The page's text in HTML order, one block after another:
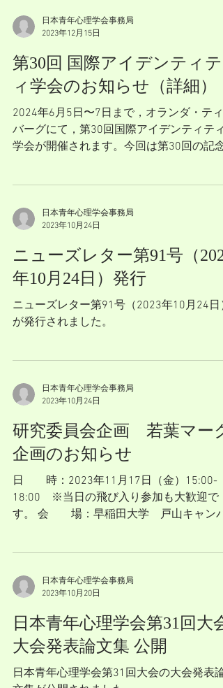
日本青年心理学会事務局
2023年12月15日
第30回 国際アイデンティテ
ィ学会のお知らせ（詳細）
2024年6月5日〜7日まで，オランダ・ティ
バーグにて，第30回国際アイデンティティ
学会が開催されます。今回は第30回の記念
対象の無料のワークショップも...
日本青年心理学会事務局
2023年10月24日
ニューズレター第91号（
年10月24日）発行
ニューズレター第91号（2023年10月24日
が発行されました。
日本青年心理学会事務局
2023年10月24日
研究委員会企画 若葉マーク
企画のお知らせ
日 時：2023年11月17日（金）15:00-
18:00 ※当日の飛び入り参加も大歓迎で
す。 会 場：早稲田大学 戸山キャンパ
で...
日本青年心理学会事務局
2023年10月20日
日本青年心理学会第31回大会
大会発表論文集 公開
日本青年心理学会第31回大会の大会発表論